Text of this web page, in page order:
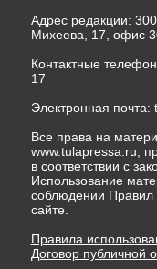
Адрес редакции:
Михеева, 17, офис
Контактные
17
Электронная почта:
Все права на
www.tulapressa.ru,
в соответствии с
Использование
соблюдении Правил
сайте.
Правила
Договор публичной